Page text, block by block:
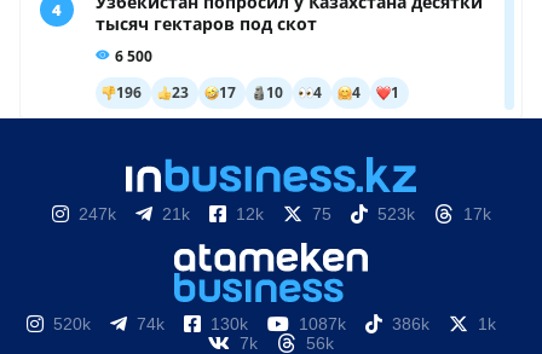
247k 21k 12k 75 523k 17k
520k 74k 130k 1087k 386k
1k
7k
56k